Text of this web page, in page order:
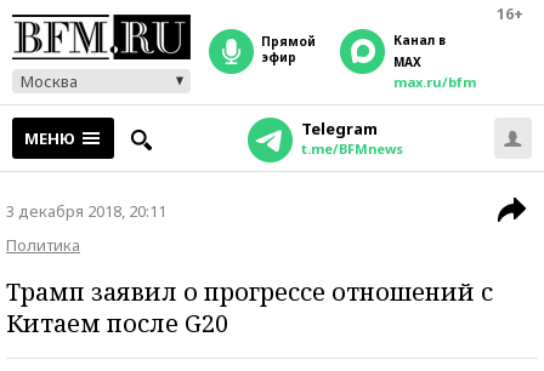
16+
Москва
прямой
эфир
Канал в
MAX
max.ru/bfm
МЕНЮ Telegram
t.me/BFMnews
3 декабря 2018, 20:11
Политика
Трамп заявил о прогрессе отношений с
Китаем после G20